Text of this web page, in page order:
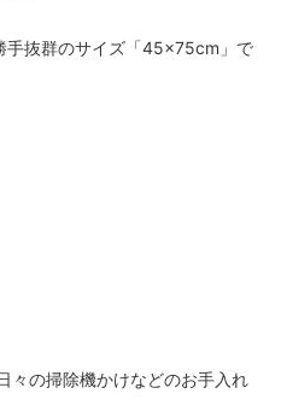
手抜群のサイズ「45×75cm」で
々の掃除機かけなどのお手入れ